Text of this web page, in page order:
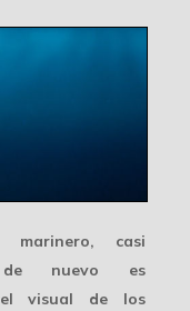
marinero, casi
nuevo es
visual de los